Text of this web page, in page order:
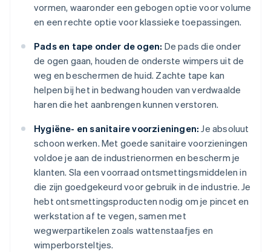
vormen, waaronder een gebogen optie voor volume
en een rechte optie voor klassieke toepassingen.
Pads en tape onder de ogen: De pads die onder
de ogen gaan, houden de onderste wimpers uit de
weg en beschermen de huid. Zachte tape kan
helpen bij het in bedwang houden van verdwaalde
haren die het aanbrengen kunnen verstoren.
Hygiëne- en sanitaire voorzieningen: Je absoluut
schoon werken. Met goede sanitaire voorzieningen
voldoe je aan de industrienormen en bescherm je
klanten. Sla een voorraad ontsmettingsmiddelen in
die zijn goedgekeurd voor gebruik in de industrie. Je
hebt ontsmettingsproducten nodig om je pincet en
werkstation af te vegen, samen met
wegwerpartikelen zoals wattenstaafjes en
wimperborsteltjes.